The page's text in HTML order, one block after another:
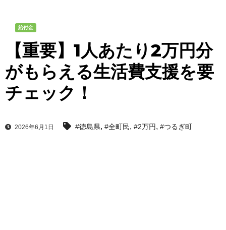
給付金
【重要】1人あたり2万円分
がもらえる生活費支援を要
チェック！
2026年6月1日 #徳島県, #全町民, #2万円, #つるぎ町